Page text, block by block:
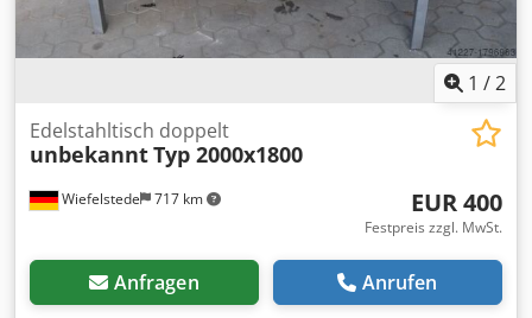
1 /2
Wiefelstede 717 km
Edelstahltisch doppelt
unbekanntTyp 2000x1800
EUR 400
Festpreis zzgl. MwSt.
Anfragen Anrufen